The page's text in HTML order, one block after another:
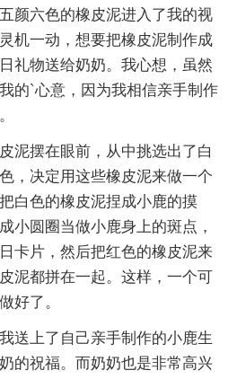
颜六色的橡皮泥进入了我的视
机一动，想要把橡皮泥制作成
礼物送给奶奶。我心想，虽然
的`心意，因为我相信亲手制作
摆在眼前，从中挑选出了白
，决定用这些橡皮泥来做一个
白色的橡皮泥捏成小鹿的摸
小圆圈当做小鹿身上的斑点，
卡片，然后把红色的橡皮泥来
泥都拼在一起。这样，一个可
好了。
上了自己亲手制作的小鹿生
的祝福。而奶奶也是非常高兴